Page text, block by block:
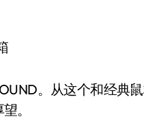
。从这个和经典
。